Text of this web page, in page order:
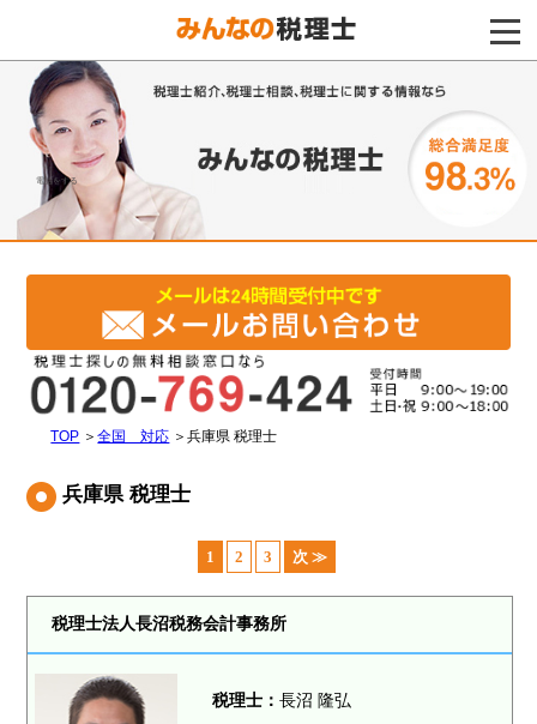
電話をする
TOP ＞全国 対応 ＞兵庫県 税理士
兵庫県 税理士
1 2 3 次 ≫
税理士法人長沼税務会計事務所
税理士 ：長沼 隆弘